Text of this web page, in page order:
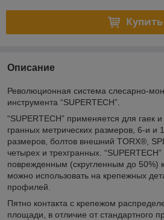
Купить
Описание
Революционная система слесарно-
инструмента “SUPERTECH”.
“SUPERTECH” применяется для гаек
гранных метрических размеров, 6-и
размеров, болтов внешний TORX®,
четырех и трехгранных.
поврежденным (скругленным до 50%)
можно использовать на крепежных
профилей.
Пятно контакта с крепежом
площади, в отличие от стандартного